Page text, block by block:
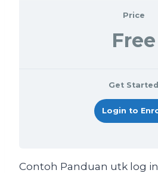
Price
Free
Get Started
Login to
Contoh Panduan utk log